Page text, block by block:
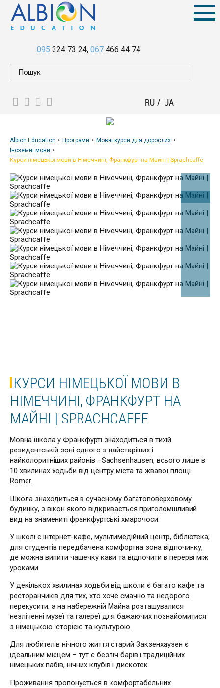
095 324 73 24 067 466 44 74
RU UA
Albion Education Програми
Мовні курси для дорослих
Іноземні мови
Курси німецької мови в Німеччині, Франкфурт на Майні | Sprachcaffe
КУРСИ НІМЕЦЬКОЇ МОВИ В
НІМЕЧЧИНІ, ФРАНКФУРТ НА
МАЙНІ | SPRACHCAFFE
Мовна школа у Франкфурті знаходиться в тихій
резидентській зоні одного з найстаріших і
найколоритніших районів –Sachsenhausen, всього лише в
10 хвилинах ходьби від центру міста та жвавої площі
Römer.
Школа знаходиться в сучасному багатоповерховому
будинку, з вікон якого відкривається приголомшливий
вид на знамениті франкфуртські хмарочоси.
У школі є інтернет-кафе, мультимедійний центр, бібліотека;
для студентів передбачена комфортна зона відпочинку,
де можна випити чашечку кави та відпочити в перерві між
уроками.
У декількох хвилинах ходьби від школи є багато кафе та
ресторанчиків для тих, хто хоче смачно та недорого
перекусити, а на набережній Майна розташувалися
незліченні музеї та галереї для бажаючих познайомитися
з німецькою історією та культурою.
Для любителів нічного життя старий Закзенхаузен є
ідеальним місцем – тут є безліч барів і традиційних
німецьких пабів, нічних клубів і дискотек.
Проживання пропонується в комфортабельних